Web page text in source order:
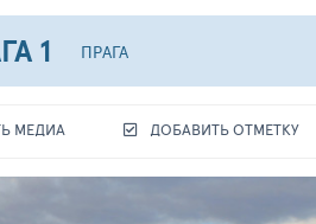
1 ПРАГА
МЕДИА ДОБАВИТЬ ОТМЕТКУ